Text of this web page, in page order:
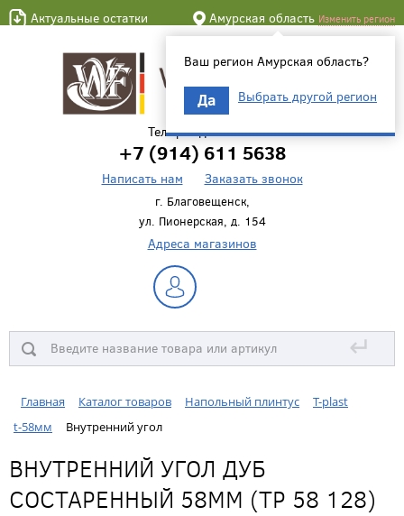
Актуальные остатки Амурская область Изменить регион
Ваш регион Амурская область?
Да Выбрать другой регион
Телефон для связи
+7 (914) 611 5638
Написать нам Заказать звонок
г. Благовещенск,
ул. Пионерская, д. 154
Адреса магазинов
↵
Главная Каталог товаров Напольный плинтус
T-plast
t-58мм
Внутренний угол
ВНУТРЕННИЙ УГОЛ ДУБ
СОСТАРЕННЫЙ 58ММ (ТР 58 128)